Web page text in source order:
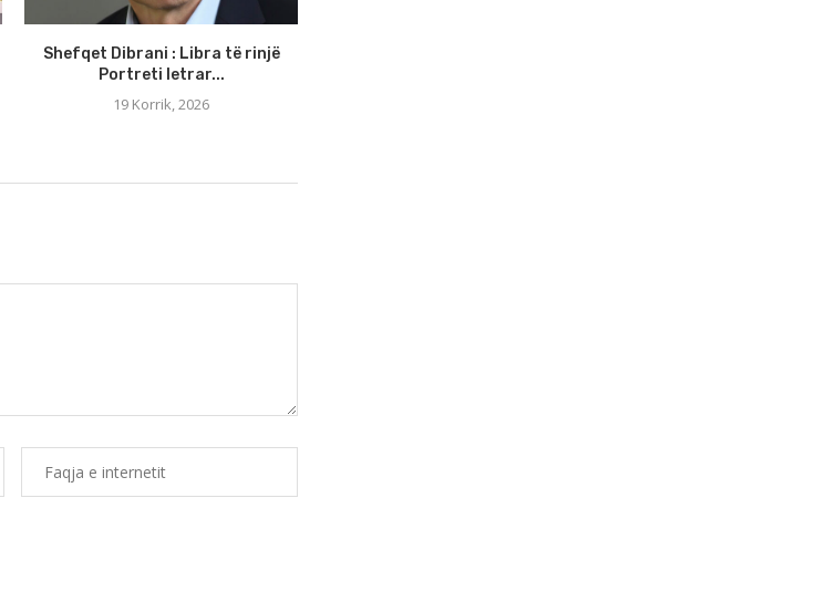
Shefqet Dibrani : Libra të rinjë
Portreti letrar...
19 Korrik, 2026